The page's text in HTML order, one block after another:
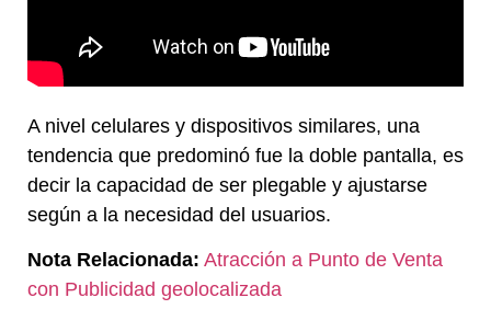
A nivel celulares y dispositivos similares, una
tendencia que predominó fue la doble pantalla, es
decir la capacidad de ser plegable y ajustarse
según a la necesidad del usuarios.
Nota Relacionada: Atracción a Punto de Venta
con Publicidad geolocalizada